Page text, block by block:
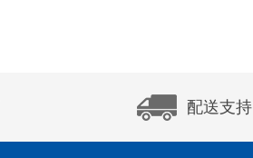
配送支持